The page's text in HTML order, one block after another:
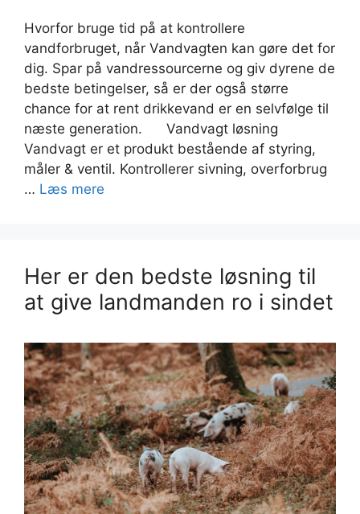
Hvorfor bruge tid på at kontrollere
vandforbruget, når Vandvagten kan gøre det for
dig. Spar på vandressourcerne og giv dyrene de
bedste betingelser, så er der også større
chance for at rent drikkevand er en selvfølge til
næste generation. Vandvagt løsning
Vandvagt er et produkt bestående af styring,
måler & ventil. Kontrollerer sivning, overforbrug
… Læs mere
Her er den bedste løsning til
at give landmanden ro i sindet